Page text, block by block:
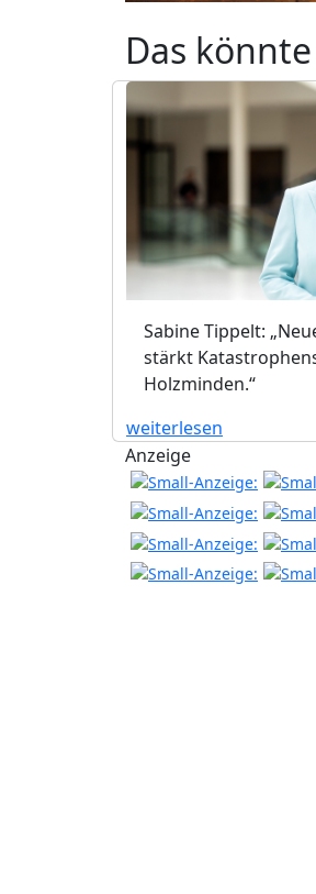
Das
Sabine Tippelt:
stärkt
Holzminden.“
weiterlesen
Anzeige